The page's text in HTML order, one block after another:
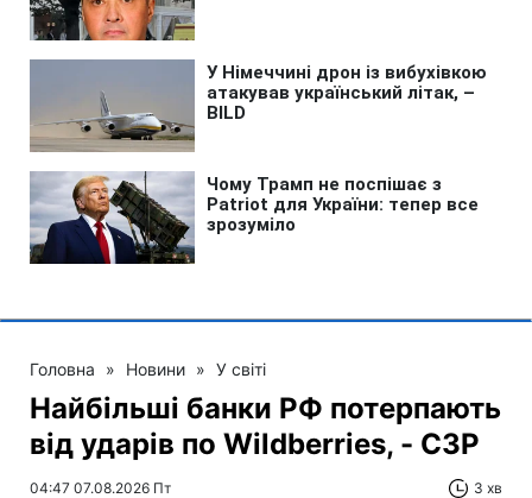
Головна » Новини » У світі
Найбільші банки РФ потерпають
від ударів по Wildberries, - СЗР
04:47 07.08.2026 Пт 3 хв